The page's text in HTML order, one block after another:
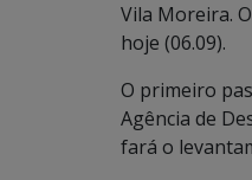
Vila Moreira.
hoje (06.09).
O primeiro
Agência de
fará o